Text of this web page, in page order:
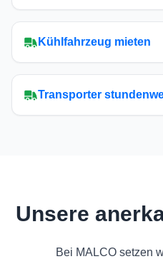
Kühlfahrzeug mieten
Transporter
Unsere
Bei MALCO setzen